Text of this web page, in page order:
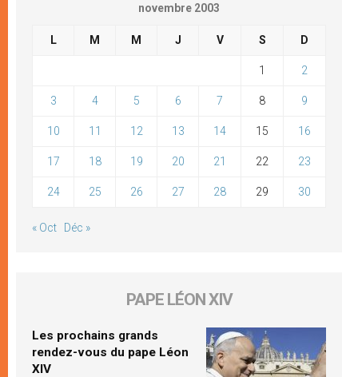
novembre 2003
L M M J V S D
1 2
3 4 5 6 7 8 9
10 11 12 13 14 15 16
17 18 19 20 21 22 23
24 25 26 27 28 29 30
« Oct Déc »
PAPE LÉON XIV
Les prochains grands
rendez-vous du pape Léon
XIV